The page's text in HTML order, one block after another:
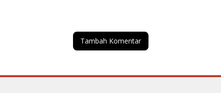
Tambah Komentar